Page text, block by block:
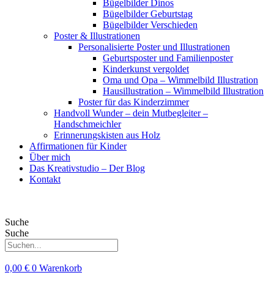
Bügelbilder Dinos
Bügelbilder Geburtstag
Bügelbilder Verschieden
Poster & Illustrationen
Personalisierte Poster und Illustrationen
Geburtsposter und Familienposter
Kinderkunst vergoldet
Oma und Opa – Wimmelbild Illustration
Hausillustration – Wimmelbild Illustration
Poster für das Kinderzimmer
Handvoll Wunder – dein Mutbegleiter –
Handschmeichler
Erinnerungskisten aus Holz
Affirmationen für Kinder
Über mich
Das Kreativstudio – Der Blog
Kontakt
Suche
Suche
0,00 € 0 Warenkorb